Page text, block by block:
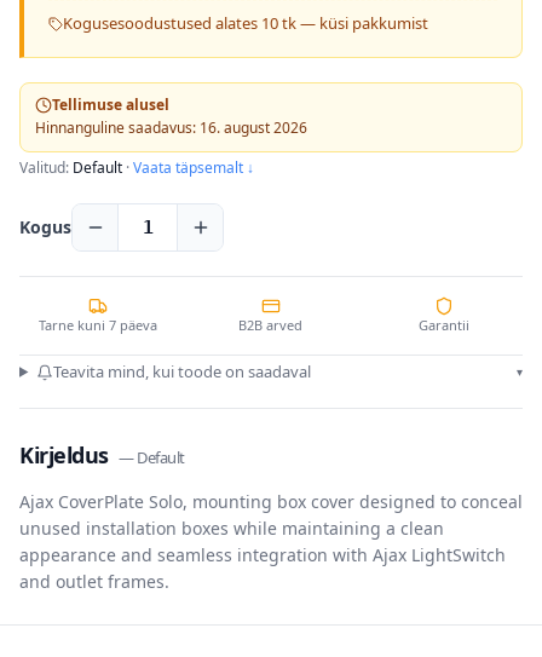
Kogusesoodustused alates 10 tk — küsi pakkumist
Tellimuse alusel
Hinnanguline saadavus: 16. august 2026
Valitud: Default ·Vaata täpsemalt ↓
Kogus 1
Tarne kuni 7 päeva B2B arved Garantii
Teavita mind, kui toode on saadaval ▾
Kirjeldus —Default
Ajax CoverPlate Solo, mounting box cover designed to conceal
unused installation boxes while maintaining a clean
appearance and seamless integration with Ajax LightSwitch
and outlet frames.